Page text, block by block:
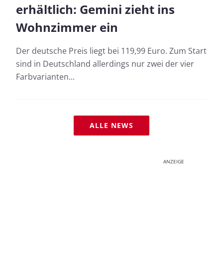
erhältlich: Gemini zieht ins
Wohnzimmer ein
Der deutsche Preis liegt bei 119,99 Euro. Zum Start
sind in Deutschland allerdings nur zwei der vier
Farbvarianten...
ALLE NEWS
ANZEIGE